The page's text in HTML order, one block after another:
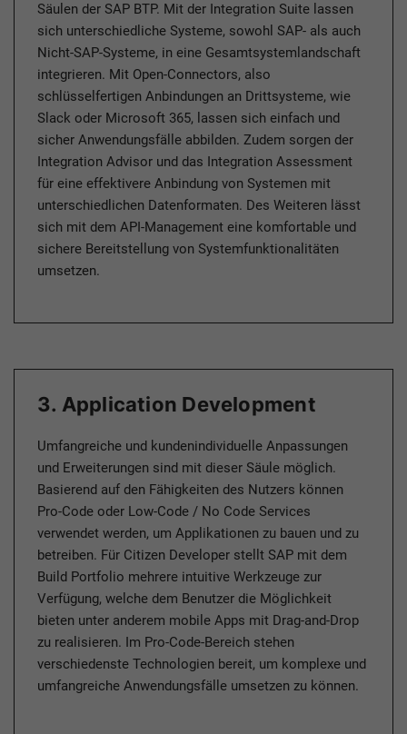
Säulen der SAP BTP. Mit der Integration Suite lassen
sich unterschiedliche Systeme, sowohl SAP- als auch
Nicht-SAP-Systeme, in eine Gesamtsystemlandschaft
integrieren. Mit Open-Connectors, also
schlüsselfertigen Anbindungen an Drittsysteme, wie
Slack oder Microsoft 365, lassen sich einfach und
sicher Anwendungsfälle abbilden. Zudem sorgen der
Integration Advisor und das Integration Assessment
für eine effektivere Anbindung von Systemen mit
unterschiedlichen Datenformaten. Des Weiteren lässt
sich mit dem API-Management eine komfortable und
sichere Bereitstellung von Systemfunktionalitäten
umsetzen.
3. Application Development
Umfangreiche und kundenindividuelle Anpassungen
und Erweiterungen sind mit dieser Säule möglich.
Basierend auf den Fähigkeiten des Nutzers können
Pro-Code oder Low-Code / No Code Services
verwendet werden, um Applikationen zu bauen und zu
betreiben. Für Citizen Developer stellt SAP mit dem
Build Portfolio mehrere intuitive Werkzeuge zur
Verfügung, welche dem Benutzer die Möglichkeit
bieten unter anderem mobile Apps mit Drag-and-Drop
zu realisieren. Im Pro-Code-Bereich stehen
verschiedenste Technologien bereit, um komplexe und
umfangreiche Anwendungsfälle umsetzen zu können.